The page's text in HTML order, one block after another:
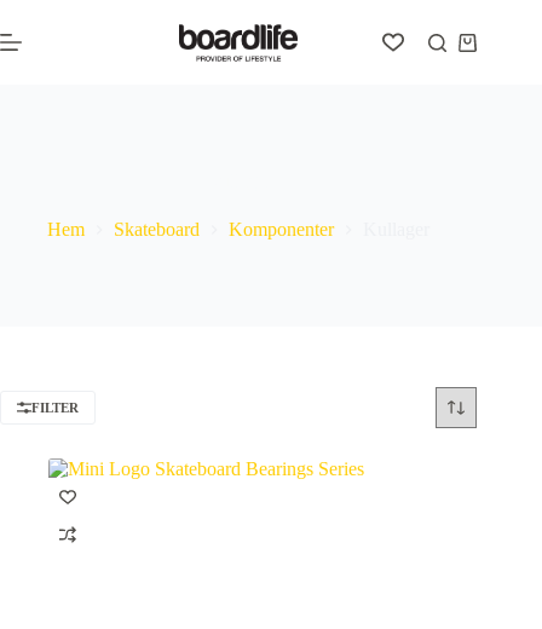
till
innehåll
Varukorg
Hem Skateboard Komponenter
FILTER